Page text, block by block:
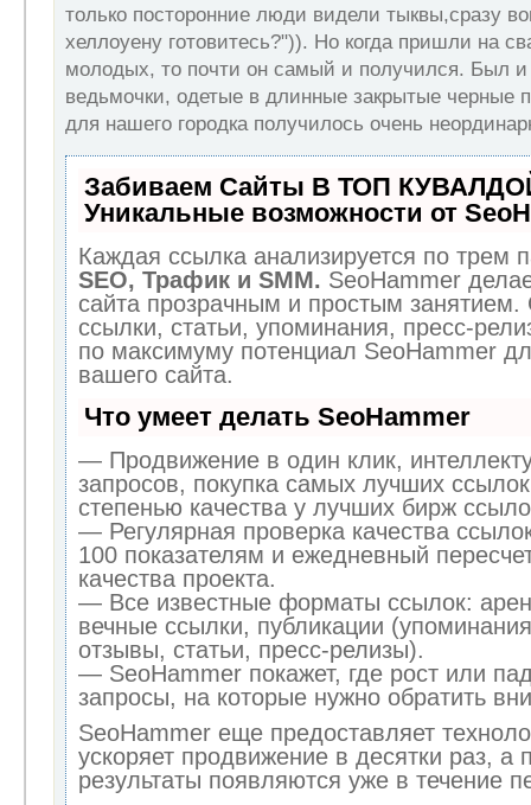
только посторонние люди видели тыквы,сразу
хеллоуену готовитесь?")). Но когда пришли на
молодых, то почти он самый и получился. Был и
ведьмочки, одетые в длинные закрытые черные
для нашего городка получилось очень
Забиваем Сайты В ТОП
Уникальные возможности от
Каждая ссылка анализируется по трем
SEO, Трафик и SMM. SeoHammer
сайта прозрачным и простым
ссылки, статьи, упоминания, пресс-
по максимуму потенциал SeoHammer
вашего сайта.
Что умеет делать SeoHammer
— Продвижение в один клик,
запросов, покупка самых лучших
степенью качества у лучших бирж
— Регулярная проверка качества
100 показателям и ежедневный
качества проекта.
— Все известные форматы ссылок:
вечные ссылки, публикации
отзывы, статьи, пресс-релизы).
— SeoHammer покажет, где рост или
запросы, на которые нужно обратить
SeoHammer еще предоставляет
ускоряет продвижение в десятки раз, а
результаты появляются уже в течение